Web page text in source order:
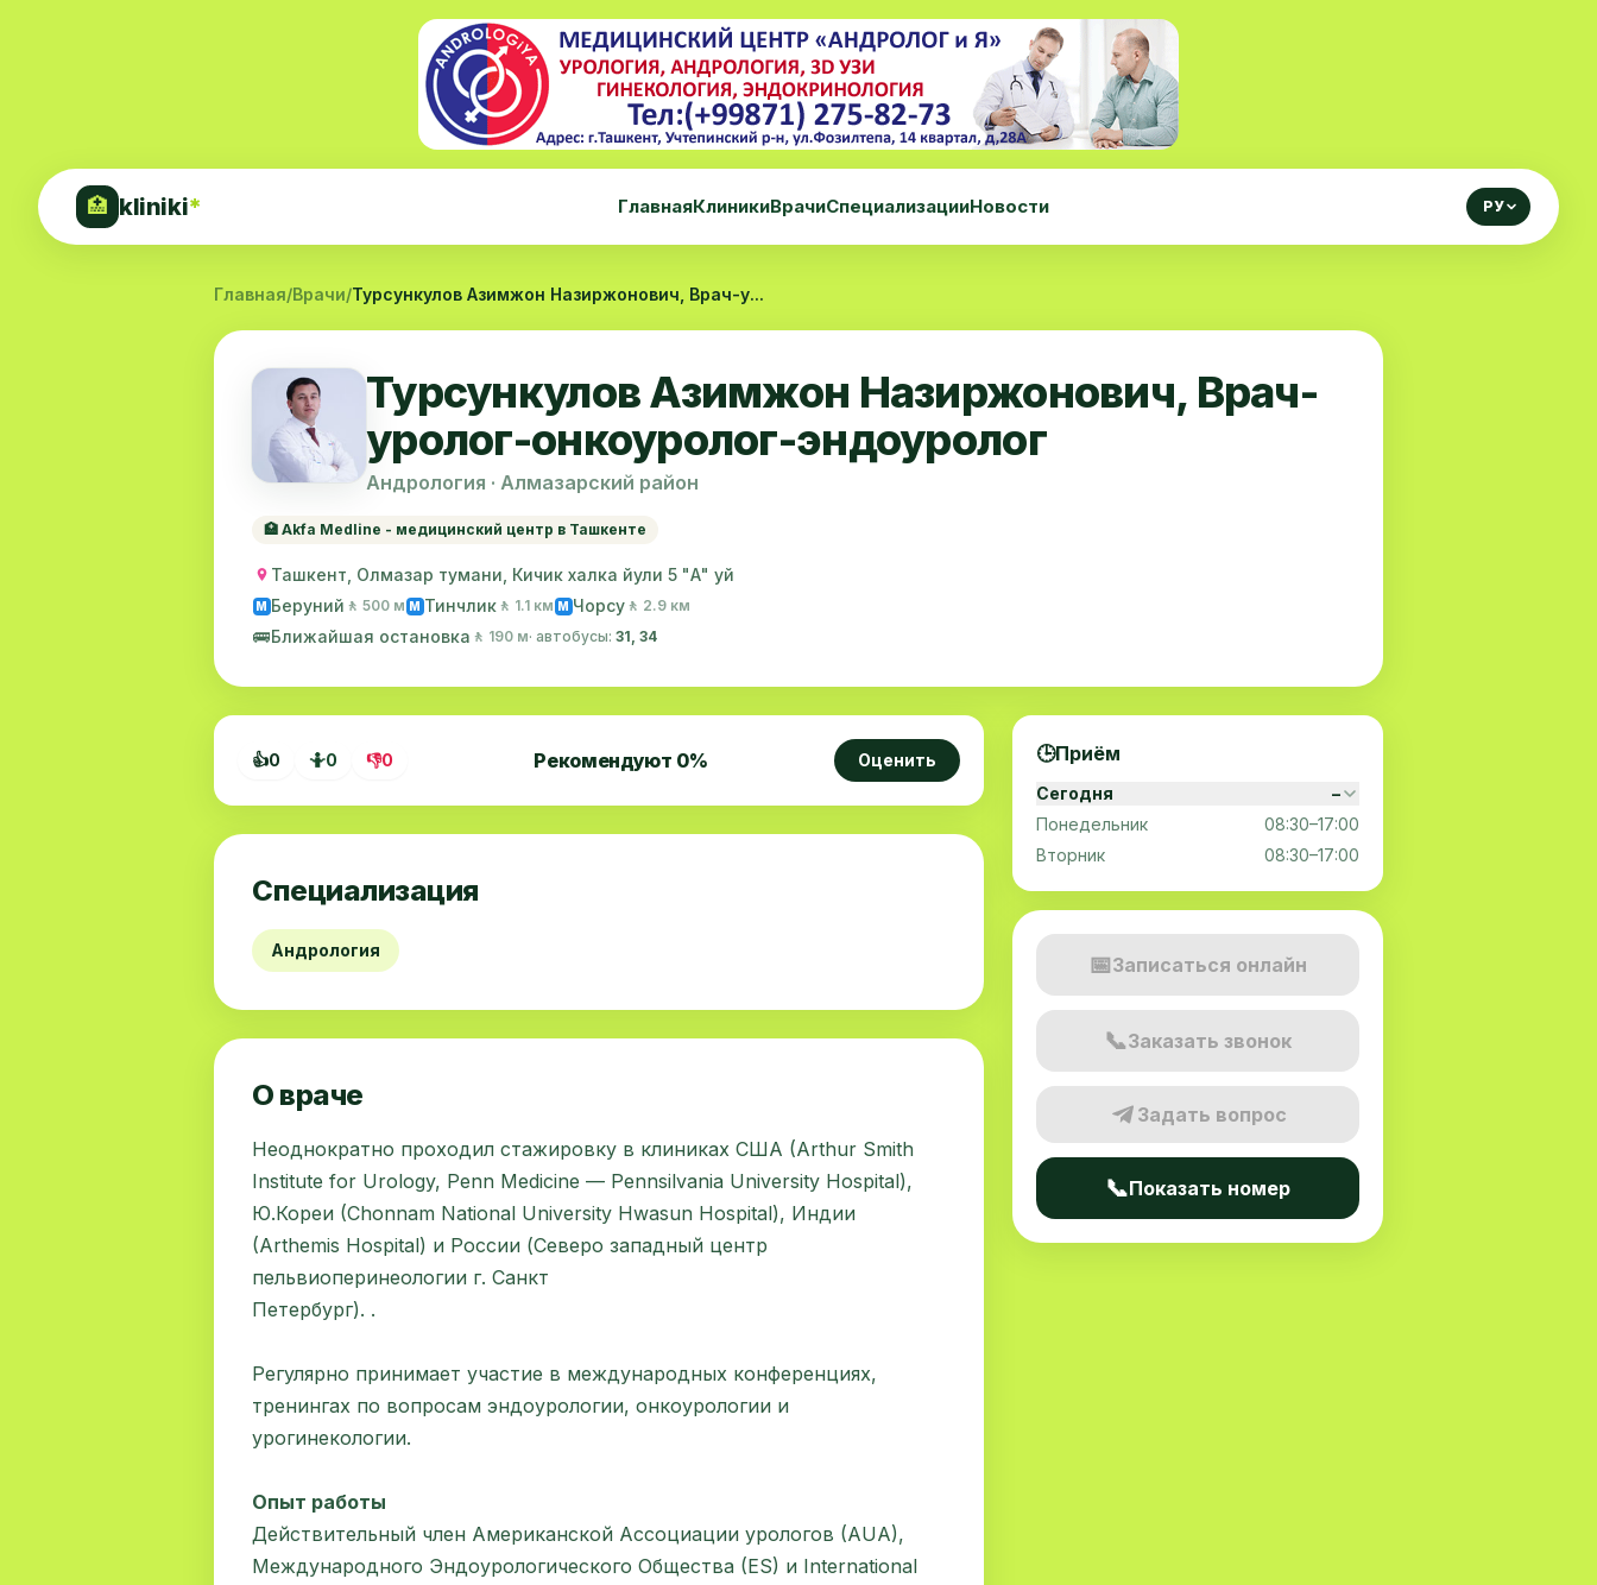
🏥 kliniki* ГлавнаяКлиникиВрачиСпециализацииНовости РУ
Главная/Врачи/Турсункулов Азимжон Назиржонович, Врач-у...
Турсункулов Азимжон Назиржонович, Врач-
уролог-онкоуролог-эндоуролог
Андрология · Алмазарский район
🏥 Akfa Medline - медицинский центр в Ташкенте
Ташкент, Олмазар тумани, Кичик халка йули 5 "А" уй
M Беруний 🚶 500 м M Тинчлик 🚶 1.1 км M Чорсу 🚶 2.9 км
🚌Ближайшая остановка 🚶 190 м· автобусы: 31, 34
👍0 🤷0 👎0 Рекомендуют 0% Оценить
Специализация
Андрология
О враче
Неоднократно проходил стажировку в клиниках США (Arthur Smith
Institute for Urology, Penn Medicine — Pennsilvania University Hospital),
Ю.Кореи (Chonnam National University Hwasun Hospital), Индии
(Arthemis Hospital) и России (Северо западный центр
пельвиоперинеологии г. Санкт
Петербург). .
Регулярно принимает участие в международных конференциях,
тренингах по вопросам эндоурологии, онкоурологии и
урогинекологии.
Опыт работы
Действительный член Американской Aссоциации урологов (AUA),
Международного Эндоурологического Общества (ES) и International
🕒Приём
Сегодня
–
Понедельник
08:30–17:00
Вторник
08:30–17:00
📅Записаться онлайн
📞Заказать звонок
Задать вопрос
📞Показать номер